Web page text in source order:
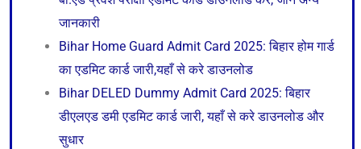
जानकारी
Bihar Home Guard Admit Card 2025: बिहार होम गार्ड
का एडमिट कार्ड जारी,यहाँ से करे डाउनलोड
Bihar DELED Dummy Admit Card 2025: बिहार
डीएलएड डमी एडमिट कार्ड जारी, यहाँ से करे डाउनलोड और
सुधार